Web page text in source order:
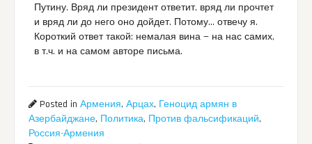
Путину. Вряд ли президент ответит, вряд ли прочтет
и вряд ли до него оно дойдет. Потому… отвечу я.
Короткий ответ такой: немалая вина — на нас самих,
в т.ч. и на самом авторе письма.
Posted inАрмения,Арцах, Геноцид армян в
Азербайджане, Политика, Против фальсификаций,
Россия-Армения